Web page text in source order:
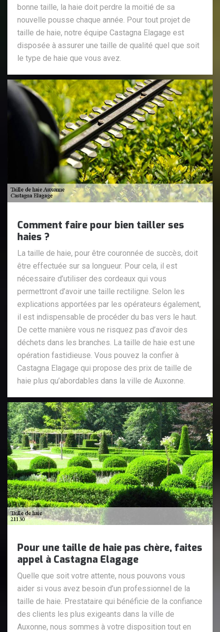
bonne taille, la haie doit perdre la moitié de sa
nouvelle pousse chaque année. Pour tout projet de
taille de haie, notre équipe Castagna Elagage est
disposée à assurer une taille de qualité quel que soit
le type de haie que vous avez.
Comment faire pour bien tailler ses
haies ?
La taille de haie, pour être couronnée de succès, doit
être effectuée sur sa longueur. Pour cela, il est
nécessaire d’utiliser des cordeaux qui vous
permettront d’avoir une taille rectiligne. Selon les
explications apportées par les opérateurs également,
il est indispensable de procéder du bas vers le haut.
De cette manière vous ne risquez pas d’avoir des
déchets dans les branches. La taille de haie est une
opération fastidieuse. Vous pouvez la confier à
Castagna Elagage qui propose des prix de taille de
haie plus qu’abordables dans la ville de Auxonne.
Pour une taille de haie pas chère, faites
appel à Castagna Elagage
Quelle que soit votre attente, nous pouvons vous
aider si vous avez besoin d’un professionnel de la
taille de haie. Prestataire qui bénéficie de la confiance
des clients les plus exigeants dans la ville de
Auxonne, nous sommes à votre disposition tout en